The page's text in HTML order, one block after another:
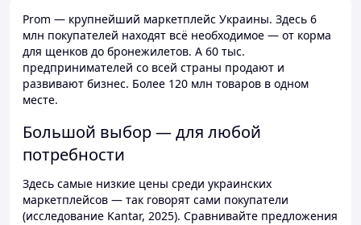
Prom — крупнейший маркетплейс Украины. Здесь 6
млн покупателей находят всё необходимое — от корма
для щенков до бронежилетов. А 60 тыс.
предпринимателей со всей страны продают и
развивают бизнес. Более 120 млн товаров в одном
месте.
Большой выбор — для любой
потребности
Здесь самые низкие цены среди украинских
маркетплейсов — так говорят сами покупатели
(исследование Kantar, 2025). Сравнивайте предложения